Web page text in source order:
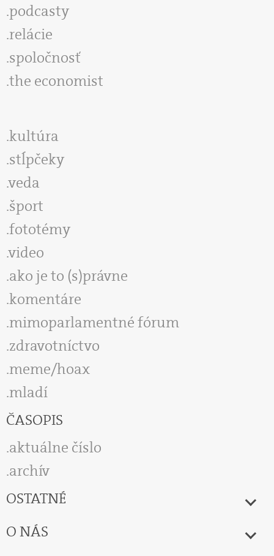
podcasty
relácie
spoločnosť
the economist
kultúra
stĺpčeky
veda
šport
fototémy
video
ako je to (s)právne
komentáre
mimoparlamentné fórum
zdravotníctvo
meme/hoax
mladí
ČASOPIS
aktuálne číslo
archív
OSTATNÉ
O NÁS